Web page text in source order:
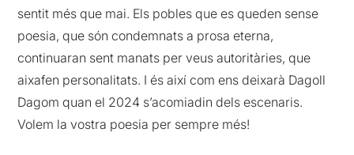
sentit més que mai. Els pobles que es queden sense
poesia, que són condemnats a prosa eterna,
continuaran sent manats per veus autoritàries, que
aixafen personalitats. I és així com ens deixarà Dagoll
Dagom quan el 2024 s’acomiadin dels escenaris.
Volem la vostra poesia per sempre més!